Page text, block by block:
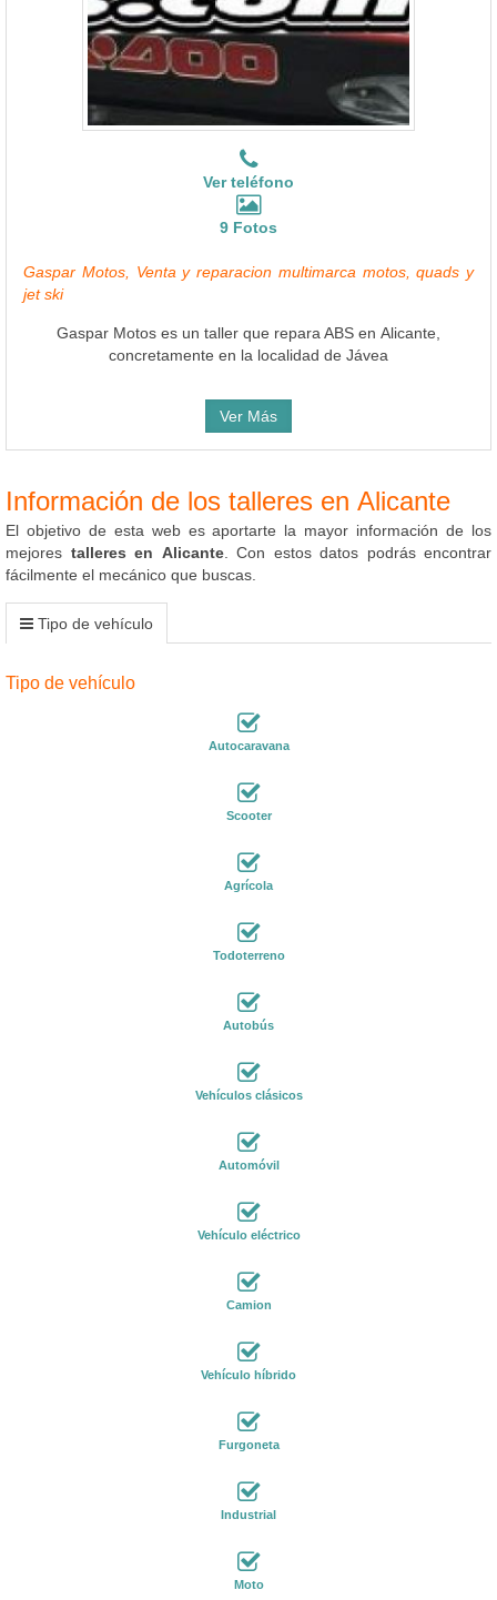
Ver teléfono
9 Fotos
Gaspar Motos, Venta y reparacion multimarca motos, quads y
jet ski
Gaspar Motos es un taller que repara ABS en Alicante,
concretamente en la localidad de Jávea
Ver Más
Información de los talleres en Alicante
El objetivo de esta web es aportarte la mayor información de los
mejores talleres en Alicante. Con estos datos podrás encontrar
fácilmente el mecánico que buscas.
Tipo de vehículo
Tipo de vehículo
Autocaravana
Scooter
Agrícola
Todoterreno
Autobús
Vehículos clásicos
Automóvil
Vehículo eléctrico
Camion
Vehículo híbrido
Furgoneta
Industrial
Moto